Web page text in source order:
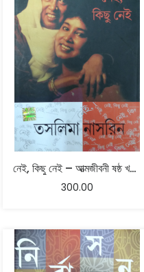
নেই, কিছু নেই – আত্মজীবনী ষষ্ঠ খণ্ড – তসলিমা নাসরিন
300.00